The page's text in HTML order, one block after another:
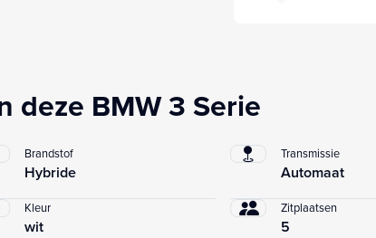
deze BMW 3 Serie
Brandstof
Hybride
Transmissie
Automaat
Kleur
wit
Zitplaatsen
5